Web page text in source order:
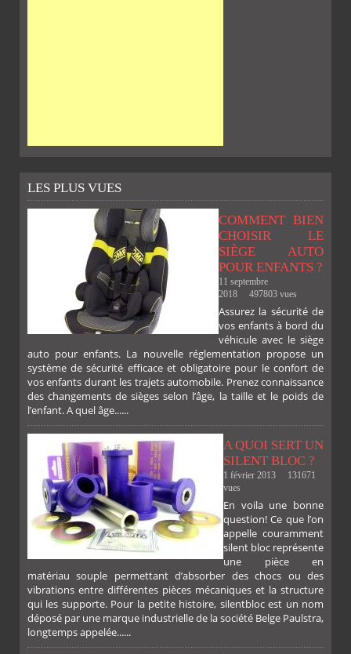
SUR SUR
PLUS
LES PLUS VUES
COMMENT BIEN
CHOISIR LE
SIÈGE AUTO
POUR ENFANTS ?
11 septembre
2018
497803 vues
Assurez la sécurité de
vos enfants à bord du
véhicule avec le siège
auto pour enfants. La nouvelle réglementation propose un
système de sécurité efficace et obligatoire pour le confort de
vos enfants durant les trajets automobile. Prenez connaissance
des changements de sièges selon l’âge, la taille et le poids de
l’enfant. A quel âge......
A QUOI SERT UN
SILENT BLOC ?
1 février 2013
131671
vues
En voila une bonne
question! Ce que l’on
appelle couramment
silent bloc représente
une pièce en
matériau souple permettant d’absorber des chocs ou des
vibrations entre différentes pièces mécaniques et la structure
qui les supporte. Pour la petite histoire, silentbloc est un nom
déposé par une marque industrielle de la société Belge Paulstra,
longtemps appelée......